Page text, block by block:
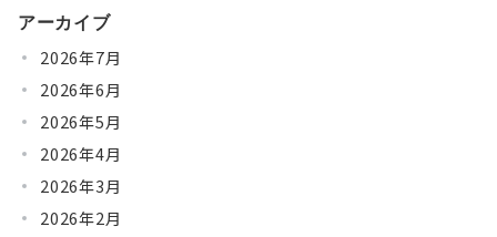
アーカイブ
2026年7月
2026年6月
2026年5月
2026年4月
2026年3月
2026年2月